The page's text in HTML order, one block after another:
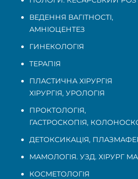
ВЕДЕННЯ ВАГІТНОСТІ,
АМНІОЦЕНТЕЗ
ГИНЕКОЛОГІЯ
ТЕРАПІЯ
ПЛАСТИЧНА ХІРУРГІЯ
ХІРУРГІЯ, УРОЛОГІЯ
ПРОКТОЛОГІЯ,
ГАСТРОСКОПІЯ,
ДЕТОКСИКАЦІЯ,
МАМОЛОГІЯ. УЗД. ХІРУРГ
КОСМЕТОЛОГІЯ